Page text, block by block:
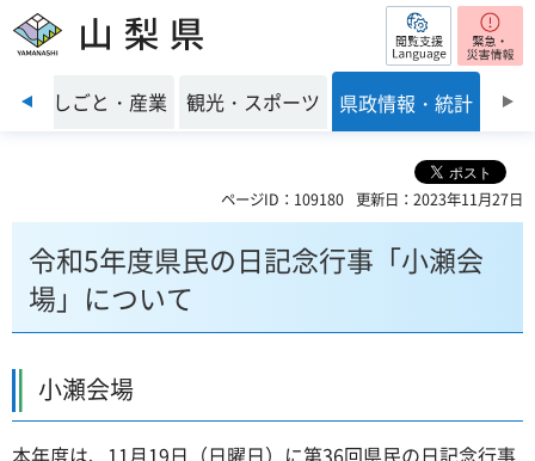
山梨県 閲覧支援
前のスライドを表示
境 しごと・産業 観光・スポーツ 県政情報・統計
ページID：109180 更新日：2023年11月27日
令和5年度県民の日記念行事「小瀬会
場」について
小瀬会場
本年度は、11月19日（日曜日）に第36回県民の日記念行事